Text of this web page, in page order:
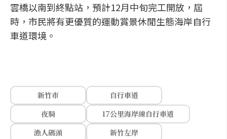
雲橋以南到終點站，預計12月中旬完工開放，屆
時，市民將有更優質的運動賞景休閒生態海岸自行
車道環境。
新竹市
自行車道
夜騎
17公里海岸線自行車道
漁人碼頭
新竹左岸